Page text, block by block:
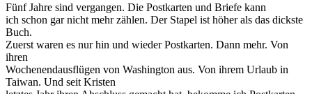
Fünf Jahre sind vergangen. Die Postkarten und Briefe kann
ich schon gar nicht mehr zählen. Der Stapel ist höher als das dickste
Buch.
Zuerst waren es nur hin und wieder Postkarten. Dann mehr. Von
ihren
Wochenendausflügen von Washington aus. Von ihrem Urlaub in
Taiwan. Und seit Kristen